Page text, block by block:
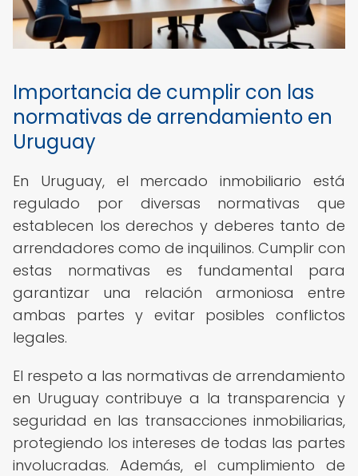
Importancia de cumplir con las
normativas de arrendamiento en
Uruguay
En Uruguay, el mercado inmobiliario está
regulado por diversas normativas que
establecen los derechos y deberes tanto de
arrendadores como de inquilinos. Cumplir con
estas normativas es fundamental para
garantizar una relación armoniosa entre
ambas partes y evitar posibles conflictos
legales.
El respeto a las normativas de arrendamiento
en Uruguay contribuye a la transparencia y
seguridad en las transacciones inmobiliarias,
protegiendo los intereses de todas las partes
involucradas. Además, el cumplimiento de